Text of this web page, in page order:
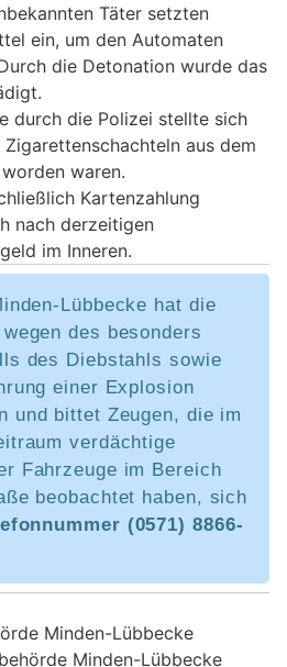
Täter setzten
ein, um den Automaten
die Detonation wurde das
durch die Polizei stellte sich
aus dem
waren.
Kartenzahlung
nach derzeitigen
im Inneren.
Lübbecke hat die
des besonders
des Diebstahls sowie
einer Explosion
und bittet Zeugen, die im
verdächtige
Fahrzeuge im Bereich
beobachtet haben, sich
(0571) 8866-
Minden-Lübbecke
Minden-Lübbecke